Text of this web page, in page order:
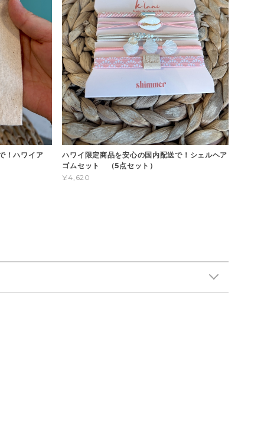
！ハワイア
ハワイ限定商品を安心の国内配送で！シェルヘア
ゴムセット （5点セット）
¥4,620